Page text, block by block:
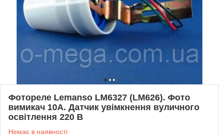
Фотореле Lemanso LM6327 (LM626). Фото
вимикач 10A. Датчик увімкнення вуличного
освітлення 220 В
Немає в наявності